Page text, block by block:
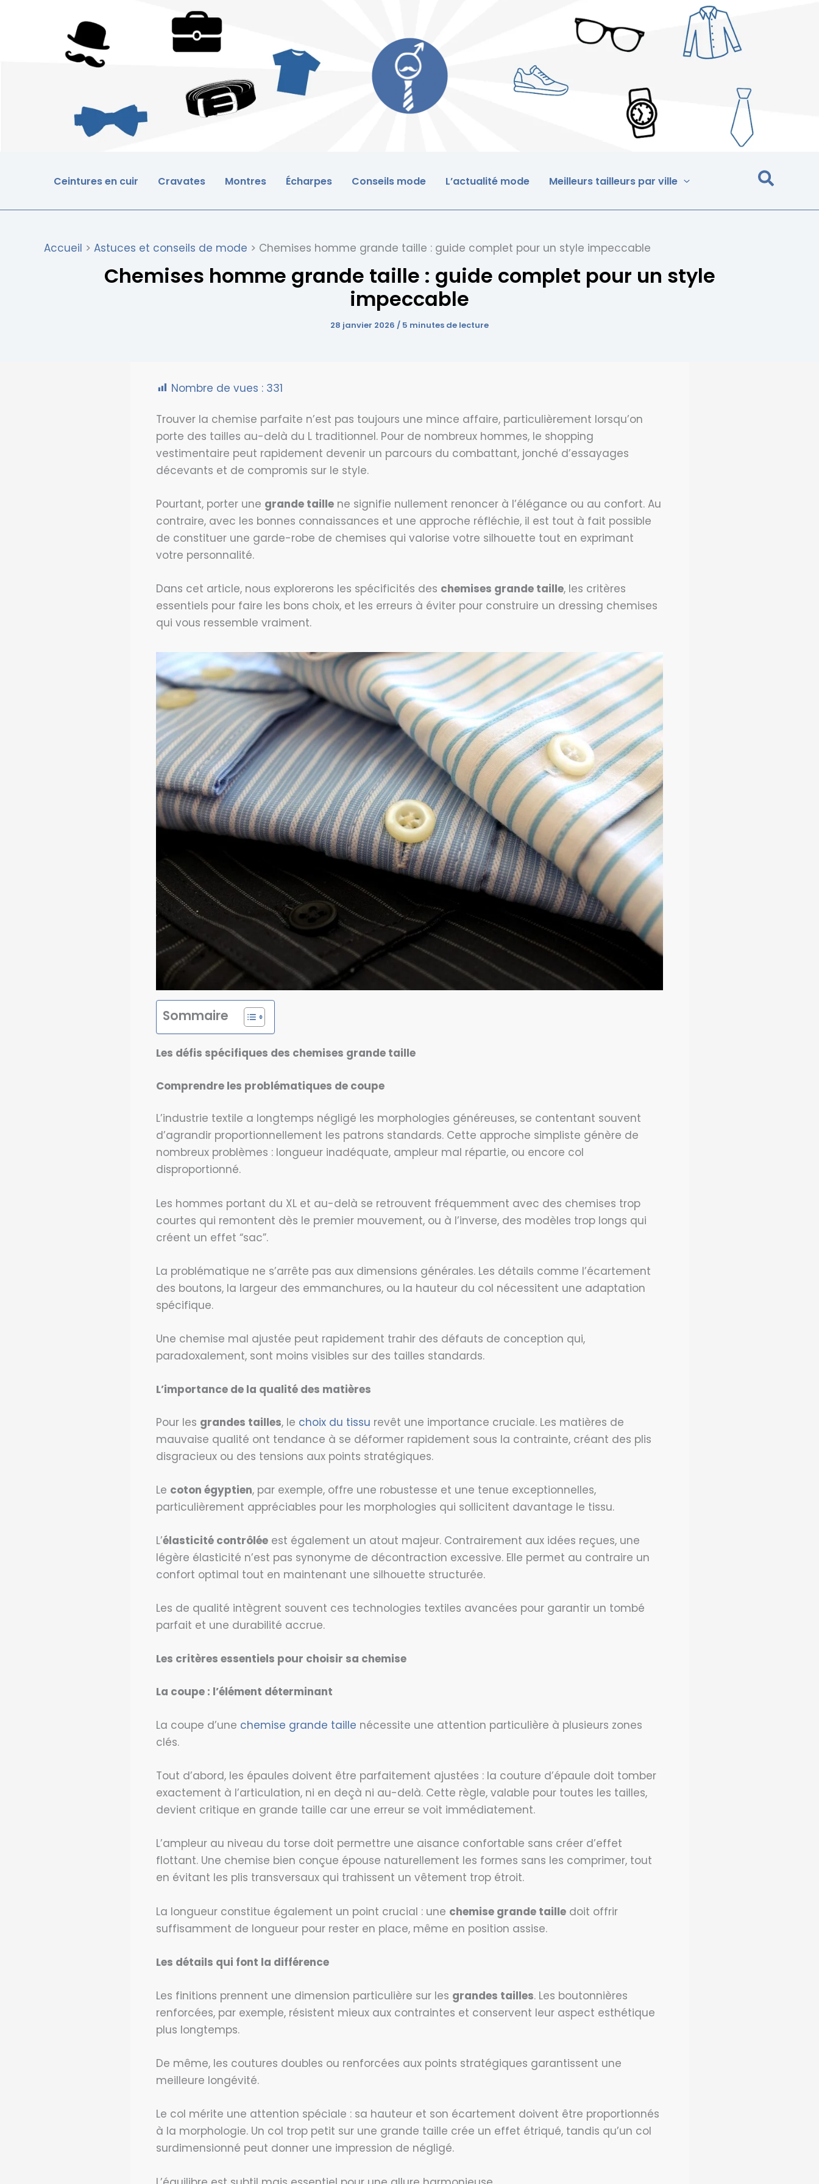
Ceintures en cuir Cravates Montres Écharpes Conseils mode L’actualité mode Meilleurs tailleurs par ville
Accueil Astuces et conseils de mode Chemises homme grande taille : guide complet pour un style impeccable
Chemises homme grande taille : guide complet pour un style
impeccable
28 janvier 2026 / 5 minutes de lecture
Nombre de vues : 331
Trouver la chemise parfaite n’est pas toujours une mince affaire, particulièrement lorsqu’on
porte des tailles au-delà du L traditionnel. Pour de nombreux hommes, le shopping
vestimentaire peut rapidement devenir un parcours du combattant, jonché d’essayages
décevants et de compromis sur le style.
Pourtant, porter une grande taille ne signifie nullement renoncer à l’élégance ou au confort. Au
contraire, avec les bonnes connaissances et une approche réfléchie, il est tout à fait possible
de constituer une garde-robe de chemises qui valorise votre silhouette tout en exprimant
votre personnalité.
Dans cet article, nous explorerons les spécificités des chemises grande taille, les critères
essentiels pour faire les bons choix, et les erreurs à éviter pour construire un dressing chemises
qui vous ressemble vraiment.
Sommaire
Les défis spécifiques des chemises grande taille
Comprendre les problématiques de coupe
L’industrie textile a longtemps négligé les morphologies généreuses, se contentant souvent
d’agrandir proportionnellement les patrons standards. Cette approche simpliste génère de
nombreux problèmes : longueur inadéquate, ampleur mal répartie, ou encore col
disproportionné.
Les hommes portant du XL et au-delà se retrouvent fréquemment avec des chemises trop
courtes qui remontent dès le premier mouvement, ou à l’inverse, des modèles trop longs qui
créent un effet “sac”.
La problématique ne s’arrête pas aux dimensions générales. Les détails comme l’écartement
des boutons, la largeur des emmanchures, ou la hauteur du col nécessitent une adaptation
spécifique.
Une chemise mal ajustée peut rapidement trahir des défauts de conception qui,
paradoxalement, sont moins visibles sur des tailles standards.
L’importance de la qualité des matières
Pour les grandes tailles, le choix du tissu revêt une importance cruciale. Les matières de
mauvaise qualité ont tendance à se déformer rapidement sous la contrainte, créant des plis
disgracieux ou des tensions aux points stratégiques.
Le coton égyptien, par exemple, offre une robustesse et une tenue exceptionnelles,
particulièrement appréciables pour les morphologies qui sollicitent davantage le tissu.
L’élasticité contrôlée est également un atout majeur. Contrairement aux idées reçues, une
légère élasticité n’est pas synonyme de décontraction excessive. Elle permet au contraire un
confort optimal tout en maintenant une silhouette structurée.
Les de qualité intègrent souvent ces technologies textiles avancées pour garantir un tombé
parfait et une durabilité accrue.
Les critères essentiels pour choisir sa chemise
La coupe : l’élément déterminant
La coupe d’une chemise grande taille nécessite une attention particulière à plusieurs zones
clés.
Tout d’abord, les épaules doivent être parfaitement ajustées : la couture d’épaule doit tomber
exactement à l’articulation, ni en deçà ni au-delà. Cette règle, valable pour toutes les tailles,
devient critique en grande taille car une erreur se voit immédiatement.
L’ampleur au niveau du torse doit permettre une aisance confortable sans créer d’effet
flottant. Une chemise bien conçue épouse naturellement les formes sans les comprimer, tout
en évitant les plis transversaux qui trahissent un vêtement trop étroit.
La longueur constitue également un point crucial : une chemise grande taille doit offrir
suffisamment de longueur pour rester en place, même en position assise.
Les détails qui font la différence
Les finitions prennent une dimension particulière sur les grandes tailles. Les boutonnières
renforcées, par exemple, résistent mieux aux contraintes et conservent leur aspect esthétique
plus longtemps.
De même, les coutures doubles ou renforcées aux points stratégiques garantissent une
meilleure longévité.
Le col mérite une attention spéciale : sa hauteur et son écartement doivent être proportionnés
à la morphologie. Un col trop petit sur une grande taille crée un effet étriqué, tandis qu’un col
surdimensionné peut donner une impression de négligé.